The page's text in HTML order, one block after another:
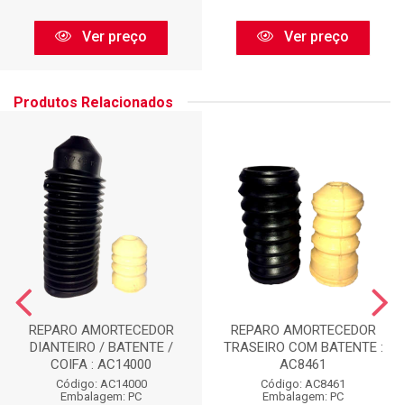
Ver preço Ver preço
Produtos Relacionados
REPARO AMORTECEDOR
DIANTEIRO / BATENTE /
COIFA : AC14000
Código: AC14000
Embalagem: PC
REPARO AMORTECEDOR
TRASEIRO COM BATENTE :
AC8461
Código: AC8461
Embalagem: PC